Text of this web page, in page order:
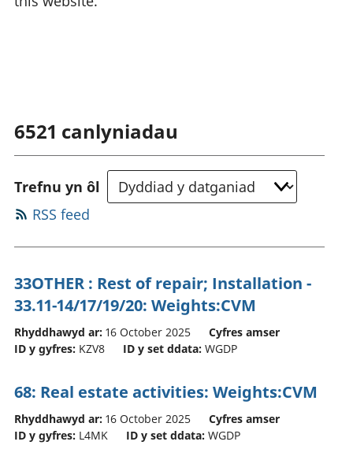
6521 canlyniadau
Trefnu yn ôl
RSS feed
33OTHER : Rest of repair; Installation -
33.11-14/17/19/20: Weights:CVM
Rhyddhawyd ar: 16 October 2025
Cyfres amser
ID y gyfres: KZV8 ID y set ddata: WGDP
68: Real estate activities: Weights:CVM
Rhyddhawyd ar: 16 October 2025
Cyfres amser
ID y gyfres: L4MK ID y set ddata: WGDP